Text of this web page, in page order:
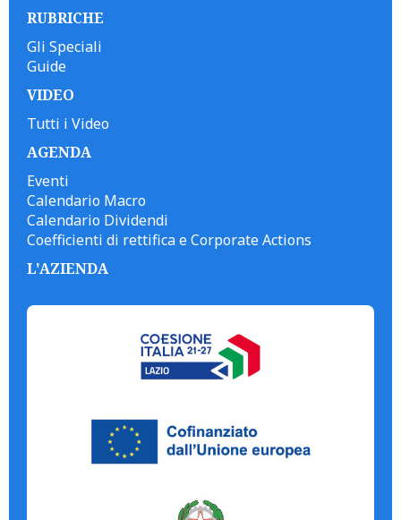
RUBRICHE
Gli Speciali
Guide
VIDEO
Tutti i Video
AGENDA
Eventi
Calendario Macro
Calendario Dividendi
Coefficienti di rettifica e Corporate Actions
L'AZIENDA